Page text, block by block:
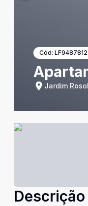
Cód: LF9487812
Jardim
Descrição